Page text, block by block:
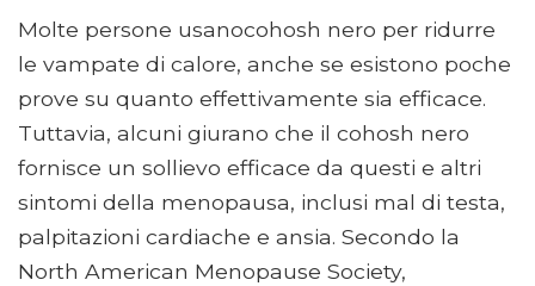
Molte persone usanocohosh nero per ridurre
le vampate di calore, anche se esistono poche
prove su quanto effettivamente sia efficace.
Tuttavia, alcuni giurano che il cohosh nero
fornisce un sollievo efficace da questi e altri
sintomi della menopausa, inclusi mal di testa,
palpitazioni cardiache e ansia. Secondo la
North American Menopause Society,